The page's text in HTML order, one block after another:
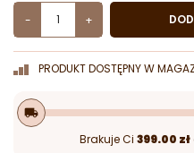
- +
PRODUKT DOSTĘPNY W
local_shipping
Brakuje Ci 399.00 zł